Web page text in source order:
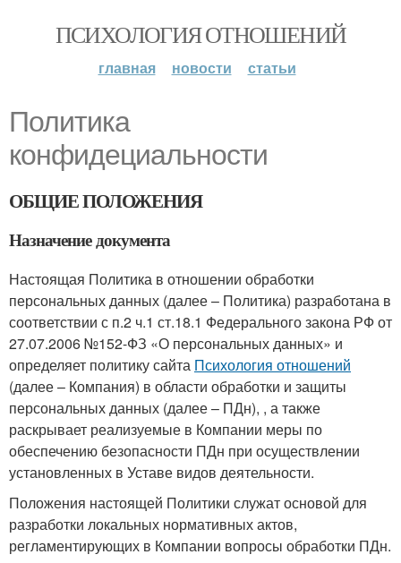
ПСИХОЛОГИЯ ОТНОШЕНИЙ
главная новости статьи
Политика
конфидециальности
ОБЩИЕ ПОЛОЖЕНИЯ
Назначение документа
Настоящая Политика в отношении обработки
персональных данных (далее – Политика) разработана в
соответствии с п.2 ч.1 ст.18.1 Федерального закона РФ от
27.07.2006 №152-ФЗ «О персональных данных» и
определяет политику сайта Психология отношений
(далее – Компания) в области обработки и защиты
персональных данных (далее – ПДн), , а также
раскрывает реализуемые в Компании меры по
обеспечению безопасности ПДн при осуществлении
установленных в Уставе видов деятельности.
Положения настоящей Политики служат основой для
разработки локальных нормативных актов,
регламентирующих в Компании вопросы обработки ПДн.